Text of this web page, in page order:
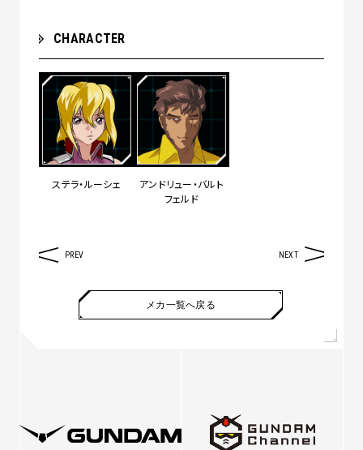
CHARACTER
ステラ・ルーシェ
アンドリュー・バルト
フェルド
PREV NEXT
メカ一覧へ戻る